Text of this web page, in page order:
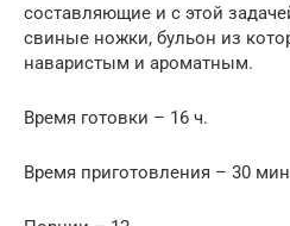
составляющие и с этой
свиные ножки, бульон из
наваристым и ароматным.
Время готовки – 16 ч.
Время приготовления – 30